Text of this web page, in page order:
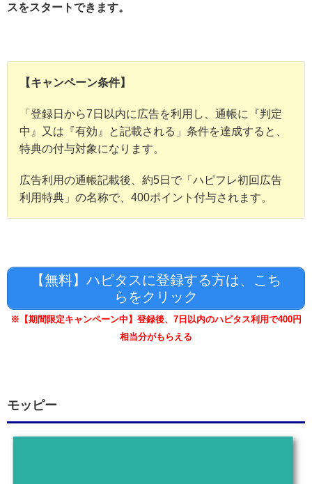
スをスタートできます。
【キャンペーン条件】
「登録日から7日以内に広告を利用し、通帳に『判定
中』又は『有効』と記載される」条件を達成すると、
特典の付与対象になります。
広告利用の通帳記載後、約5日で「ハピフレ初回広告
利用特典」の名称で、400ポイント付与されます。
【無料】ハピタスに登録する方は、こち
らをクリック
※【期間限定キャンペーン中】登録後、7日以内のハピタス利用で400円
相当分がもらえる
モッピー